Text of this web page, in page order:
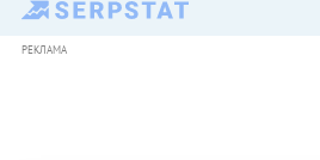
РЕКЛАМА